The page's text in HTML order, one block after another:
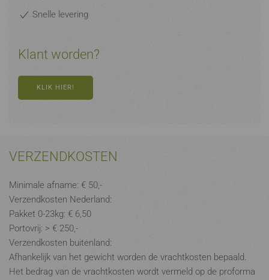
Snelle levering
Klant worden?
KLIK HIER!
VERZENDKOSTEN
Minimale afname: € 50,-
Verzendkosten Nederland:
Pakket 0-23kg: € 6,50
Portovrij: > € 250,-
Verzendkosten buitenland:
Afhankelijk van het gewicht worden de vrachtkosten bepaald.
Het bedrag van de vrachtkosten wordt vermeld op de proforma